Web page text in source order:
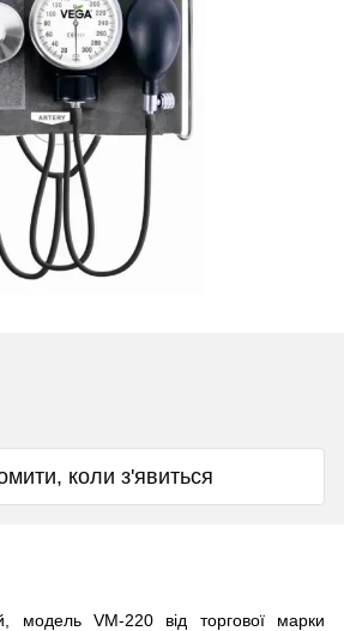
коли з'явиться
модель VМ-220 від торгової марки